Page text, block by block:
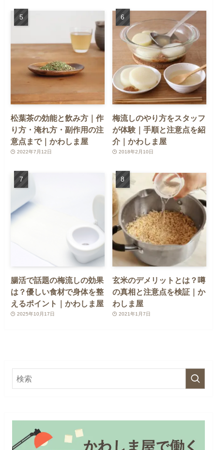
松葉茶の効能と飲み方｜作
り方・淹れ方・副作用の注
意点まで｜かわしま屋
2022年7月12日
梅流しのやり方をスタッフ
が体験｜手順と注意点を紹
介｜かわしま屋
2018年2月10日
腸活で話題の梅流しの効果
は？優しい食材で身体を整
えるポイント｜かわしま屋
2025年10月17日
玄米のデメリットとは？噂
の真相と注意点を検証｜か
わしま屋
2021年1月7日